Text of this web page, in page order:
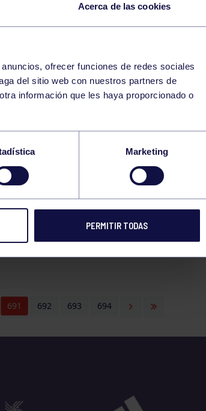
Acerca de las cookies
ofrecer funciones de redes sociales
del sitio web con nuestros partners de
información que les haya proporcionado o
Marketing
PERMITIR TODAS
VETERANOS: RGCC – CLUB TENIS NARCEA
ALEVÍN MASC. A
JUVENIL: RGCC A CAD – RGCC A JUV
ESPAÑA JÓVENES PROMESAS SLALOM
691 692 693 694